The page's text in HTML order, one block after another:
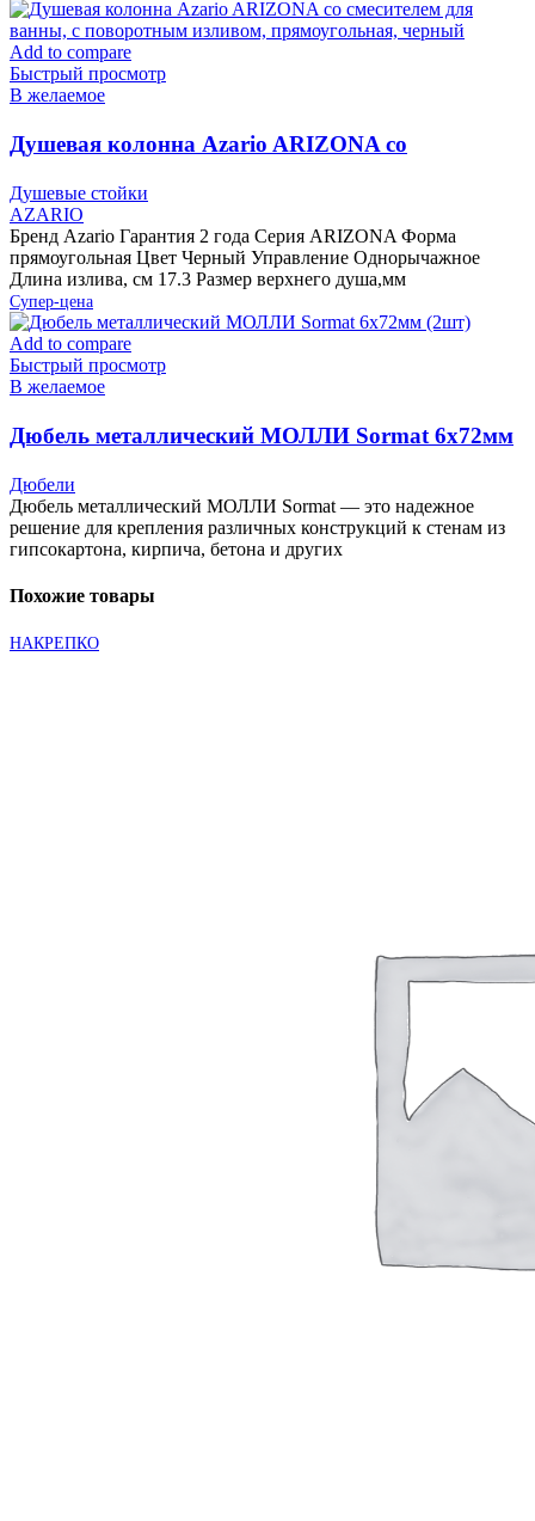
Add to compare
Быстрый просмотр
В желаемое
Душевая колонна Azario ARIZONA со
прямоугольная, черный
Душевые стойки
AZARIO
Бренд Azario Гарантия 2 года Серия ARIZONA Форма
прямоугольная Цвет Черный Управление Однорычажное
Длина излива, см 17.3 Размер верхнего душа,мм
Супер-цена
Add to compare
Быстрый просмотр
В желаемое
Дюбель металлический МОЛЛИ Sormat 6х72мм
Дюбели
Дюбель металлический МОЛЛИ Sormat — это надежное
решение для крепления различных конструкций к стенам из
гипсокартона, кирпича, бетона и других
Похожие товары
НАКРЕПКО